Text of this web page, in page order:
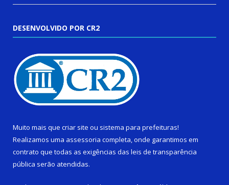
DESENVOLVIDO POR CR2
Muito mais que criar site ou sistema para prefeituras!
Realizamos uma assessoria completa, onde garantimos em
contrato que todas as exigências das leis de transparência
pública serão atendidas.